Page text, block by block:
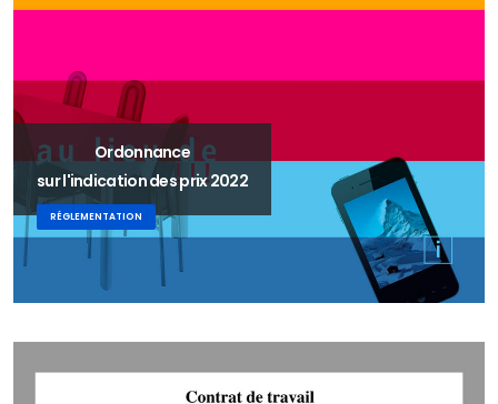
Ordonnance
sur l'indication des prix 2022
RÉGLEMENTATION